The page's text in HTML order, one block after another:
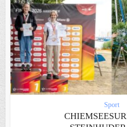
Sport